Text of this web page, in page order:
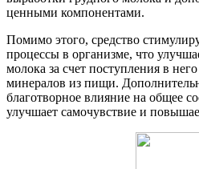
ценными компонентами.
Помимо этого, средство
процессы в организме, что
молока за счет поступления в
минералов из пищи.
благотворное влияние на общее
улучшает самочувствие и